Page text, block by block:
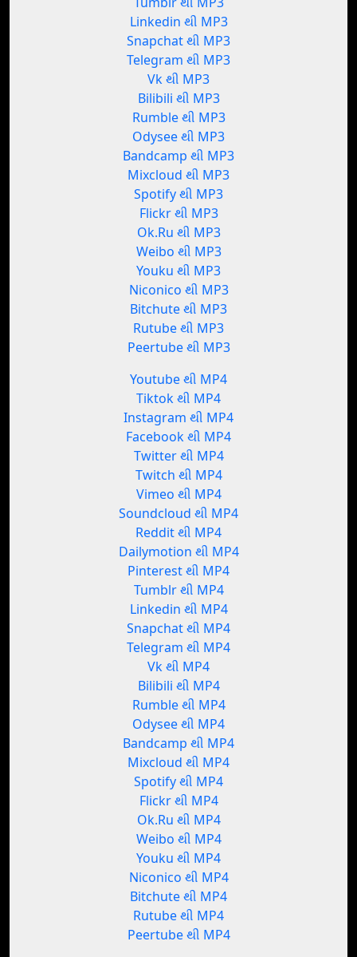
Linkedin થી MP3
Snapchat થી MP3
Telegram થી MP3
Vk થી MP3
Bilibili થી MP3
Rumble થી MP3
Odysee થી MP3
Bandcamp થી MP3
Mixcloud થી MP3
Spotify થી MP3
Flickr થી MP3
Ok.Ru થી MP3
Weibo થી MP3
Youku થી MP3
Niconico થી MP3
Bitchute થી MP3
Rutube થી MP3
Peertube થી MP3
Youtube થી MP4
Tiktok થી MP4
Instagram થી MP4
Facebook થી MP4
Twitter થી MP4
Twitch થી MP4
Vimeo થી MP4
Soundcloud થી MP4
Reddit થી MP4
Dailymotion થી MP4
Pinterest થી MP4
Tumblr થી MP4
Linkedin થી MP4
Snapchat થી MP4
Telegram થી MP4
Vk થી MP4
Bilibili થી MP4
Rumble થી MP4
Odysee થી MP4
Bandcamp થી MP4
Mixcloud થી MP4
Spotify થી MP4
Flickr થી MP4
Ok.Ru થી MP4
Weibo થી MP4
Youku થી MP4
Niconico થી MP4
Bitchute થી MP4
Rutube થી MP4
Peertube થી MP4